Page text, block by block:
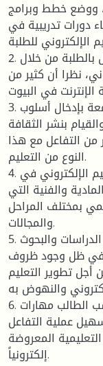
ووضع خطط وبرامج
دورات تدريبية في
الإلكتروني للطلبة.
2. تدريب وتشجيع المعلمين على الاتصال بالطلبة من خلال
نظرا أن كثير من
في البيوت.
3. تأكيد ضرورة الاهتمام من قبل الجامعة بإدخال أسلوب
بنشر الثقافة
من التفاعل مع هذا
النوع من التعليم.
4. توفير بنية تعليمية ملائمة لتطبيق التعليم الإلكتروني في
والفنية التي
بمختلف المراحل
والمجالات.
5. يجب على الجامعة القيام بإجراء المزيد من الدراسات والبحوث
في ظل وجود ظروف
أجل تطوير التعليم
والنهوض به.
6. ضرورة قيام الجامعة بطرح مواد تكسب الطالب مهارات
عملية التفاعل
المعروضة
إلكترونياً.